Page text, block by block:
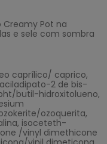
Creamy Pot na
e sele com sombra
caprílico/ caprico,
2 de bis-
butil-hidroxitolueno,
ozoquerita,
isoceteth-
/vinyl dimethicone